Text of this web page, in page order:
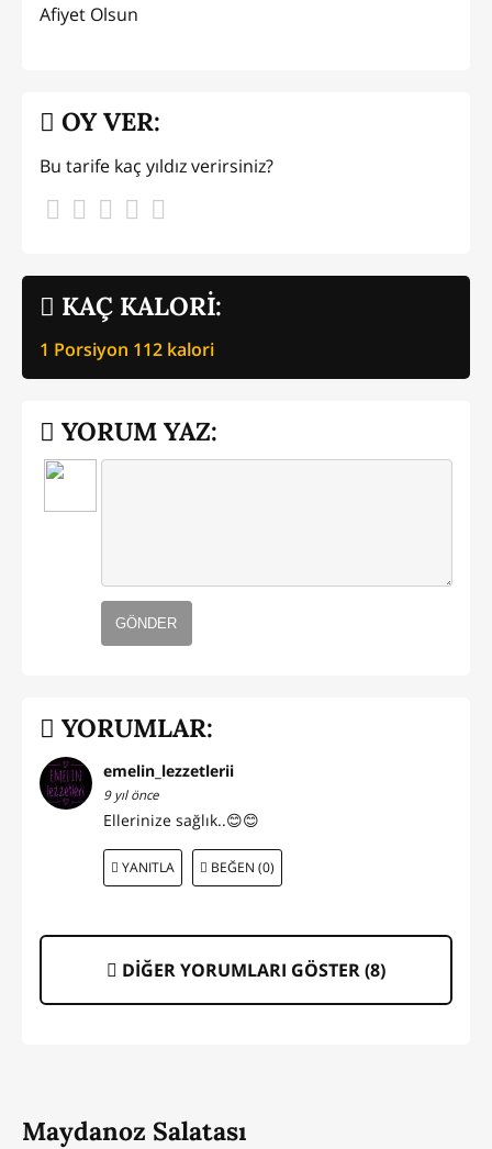
Afiyet Olsun
KAÇ KALORİ:
1 Porsiyon 112 kalori
OY VER:
Bu tarife kaç yıldız verirsiniz?
YORUM YAZ:
GÖNDER
YORUMLAR:
emelin_lezzetlerii
9 yıl önce
Ellerinize sağlık..😊😊
YANITLA BEĞEN (0)
DİĞER YORUMLARI GÖSTER (8)
Maydanoz Salatası